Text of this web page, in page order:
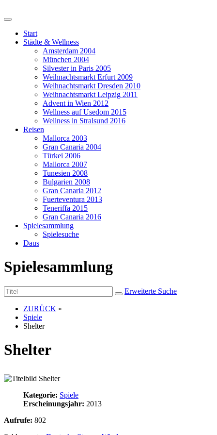
Start
Städte & Wellness
Amsterdam 2004
München 2004
Silvester in Paris 2005
Weihnachtsmarkt Erfurt 2009
Weihnachtsmarkt Dresden 2010
Weihnachtsmarkt Leipzig 2011
Advent in Wien 2012
Wellness auf Usedom 2015
Wellness in Stralsund 2016
Reisen
Mallorca 2003
Gran Canaria 2004
Türkei 2006
Mallorca 2007
Tunesien 2008
Bulgarien 2008
Gran Canaria 2012
Fuerteventura 2013
Teneriffa 2015
Gran Canaria 2016
Spielesammlung
Spielesuche
Daus
Spielesammlung
Erweiterte Suche
ZURÜCK »
Spiele
Shelter
Shelter
Kategorie: Spiele
Erscheinungsjahr: 2013
Aufrufe: 802